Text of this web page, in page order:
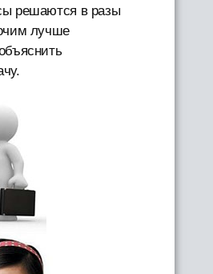
решаются в разы
лучше